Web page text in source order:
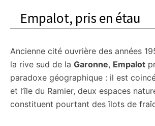
Empalot, pris en étau
Ancienne cité ouvrière des années
la rive sud de la Garonne, Empalot
paradoxe géographique : il est
et l’île du Ramier, deux espaces
constituent pourtant des îlots de